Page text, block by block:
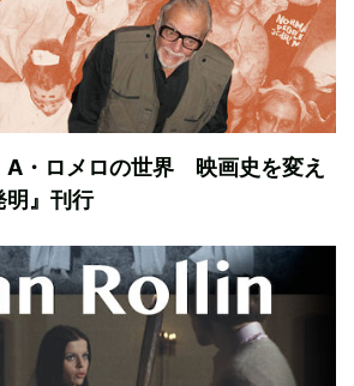
A・ロメロの世界 映画史を変え
明』刊行